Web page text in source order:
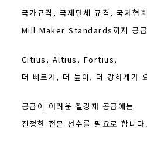
국가규격, 국제단체 규격, 국제협
Mill Maker Standards까지 공급
Citius, Altius, Fortius,
더 빠르게, 더 높이, 더 강하게가
공급이 어려운 철강재 공급에는
진정한 전문 선수를 필요로 합니다.